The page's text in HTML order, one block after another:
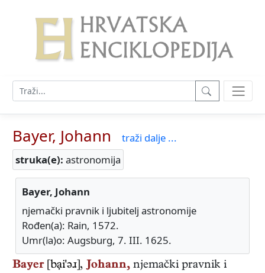
Bayer, Johann
traži dalje ...
struka(e): astronomija
Bayer, Johann
njemački pravnik i ljubitelj astronomije
Rođen(a): Rain, 1572.
Umr(la)o: Augsburg, 7. III. 1625.
Bayer [bại'əɹ], Johann, njemački pravnik i